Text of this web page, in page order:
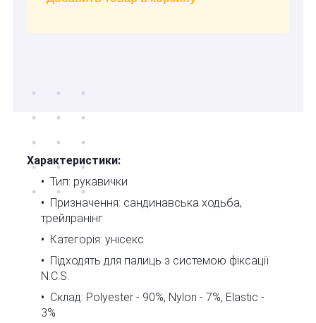
Характеристики:
Тип: рукавички
Призначення: сандинавська ходьба,
трейлранінг
Категорія: унісекс
Підходять для палиць з системою фіксації
N.C.S.
Склад: Polyester - 90%, Nylon - 7%, Elastic -
3%